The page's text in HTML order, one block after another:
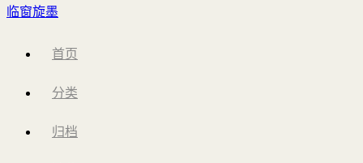
临窗旋墨
首页
分类
归档